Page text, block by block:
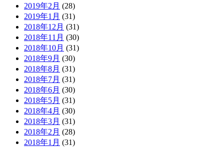
2019年2月 (28)
2019年1月 (31)
2018年12月 (31)
2018年11月 (30)
2018年10月 (31)
2018年9月 (30)
2018年8月 (31)
2018年7月 (31)
2018年6月 (30)
2018年5月 (31)
2018年4月 (30)
2018年3月 (31)
2018年2月 (28)
2018年1月 (31)